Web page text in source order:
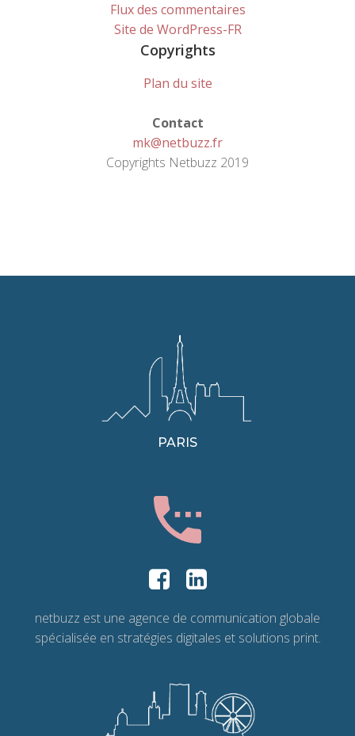
Flux des commentaires
Site de WordPress-FR
Copyrights
Plan du site
Contact
mk@netbuzz.fr
Copyrights Netbuzz 2019
PARIS
netbuzz est une agence de communication globale
spécialisée en stratégies digitales et solutions print.